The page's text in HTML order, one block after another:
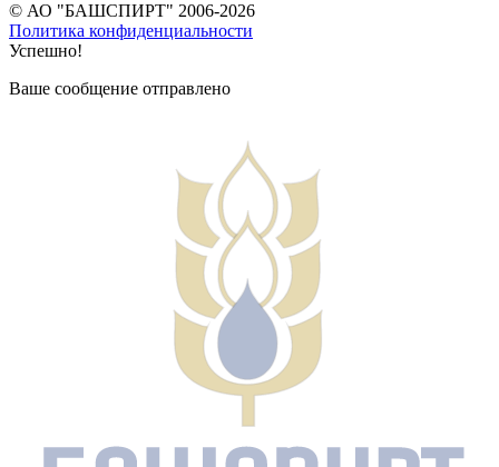
© АО "БАШСПИРТ" 2006-2026
Политика конфиденциальности
Успешно!
Ваше сообщение отправлено